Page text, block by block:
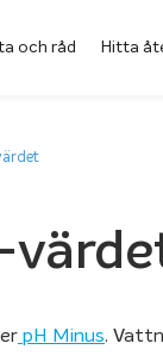
och råd Hitta
pH Minus.